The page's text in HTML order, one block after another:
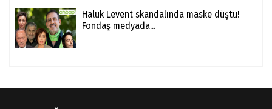
Haluk Levent skandalında maske düştü!
Fondaş medyada...